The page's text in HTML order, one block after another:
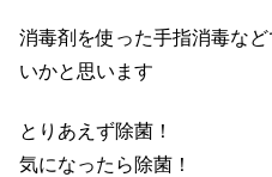
消毒剤を使った手指消毒な
いかと思います
とりあえず除菌！
気になったら除菌！